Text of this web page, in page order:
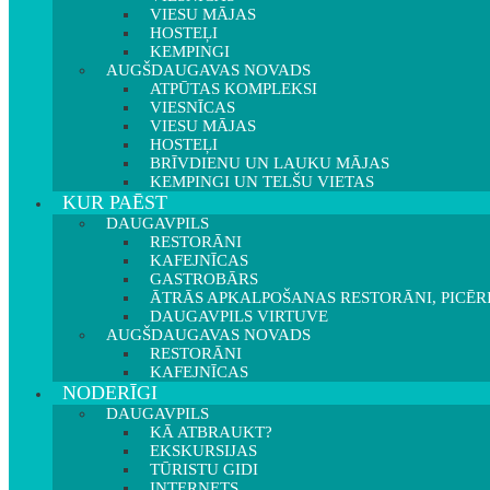
VIESU MĀJAS
HOSTEĻI
KEMPINGI
AUGŠDAUGAVAS NOVADS
ATPŪTAS KOMPLEKSI
VIESNĪCAS
VIESU MĀJAS
HOSTEĻI
BRĪVDIENU UN LAUKU MĀJAS
KEMPINGI UN TELŠU VIETAS
KUR PAĒST
DAUGAVPILS
RESTORĀNI
KAFEJNĪCAS
GASTROBĀRS
ĀTRĀS APKALPOŠANAS RESTORĀNI,
DAUGAVPILS VIRTUVE
AUGŠDAUGAVAS NOVADS
RESTORĀNI
KAFEJNĪCAS
NODERĪGI
DAUGAVPILS
KĀ ATBRAUKT?
EKSKURSIJAS
TŪRISTU GIDI